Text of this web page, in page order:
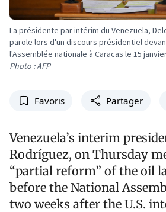
La présidente par intérim du Venezuela,
parole lors d'un discours présidentiel
l'Assemblée nationale à Caracas le 15
Photo : AFP
Favoris Partager
Venezuela’s interim
Rodríguez, on Thursday
“partial reform” of the oil
before the National
two weeks after the U.S.